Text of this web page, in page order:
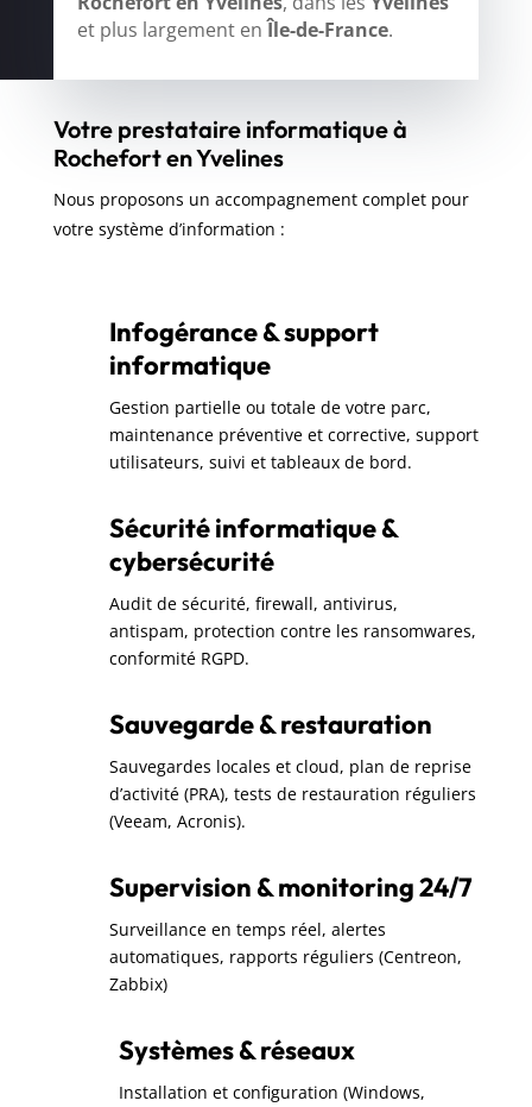
et plus largement enÎle-de-France.
Votre prestataire informatique à
Rochefort en Yvelines
Nous proposons un accompagnement complet pour
votre système d’information :
Infogérance & support
informatique
Gestion partielle ou totale de votre parc,
maintenance préventive et corrective, support
utilisateurs, suivi et tableaux de bord.
Sécurité informatique &
cybersécurité
Audit de sécurité, firewall, antivirus,
antispam, protection contre les ransomwares,
conformité RGPD.
Sauvegarde & restauration
Sauvegardes locales et cloud, plan de reprise
d’activité (PRA), tests de restauration réguliers
(Veeam, Acronis).
Supervision & monitoring 24/7
Surveillance en temps réel, alertes
automatiques, rapports réguliers (Centreon,
Zabbix)
Systèmes & réseaux
Installation et configuration (Windows,